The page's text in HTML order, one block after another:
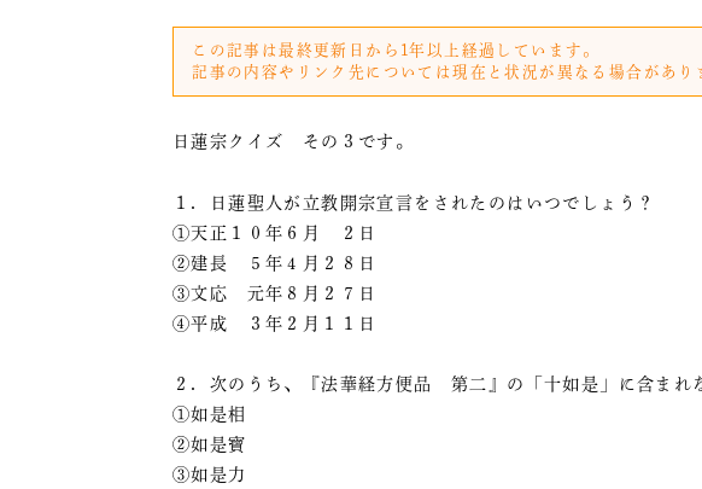
この記事は最終更新日から1年以上経過しています。
記事の内容やリンク先については現在と状況が異なる場合があり
日蓮宗クイズ その３です。
１．日蓮聖人が立教開宗宣言をされたのはいつでしょう？
①天正１０年６月 ２日
②建長 ５年４月２８日
③文応 元年８月２７日
④平成 ３年２月１１日
２．次のうち、『法華経方便品 第二』の「十如是」に含まれ
①如是相
②如是寶
③如是力